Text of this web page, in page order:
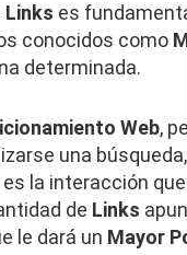
Links es
conocidos como
determinada.
Web,
una
la interacción
de Links
le dará un Mayor